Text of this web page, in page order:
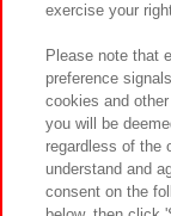
お取引先
カスタマーハラス
exercise your
Please note that
preference
cookies and
you will be
regardless of the
understand and
consent on the